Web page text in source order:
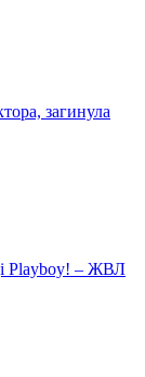
загинула
Playboy! – ЖВЛ